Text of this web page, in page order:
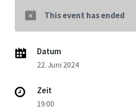
This event has ended
Datum
22. Juni 2024
Zeit
19:00